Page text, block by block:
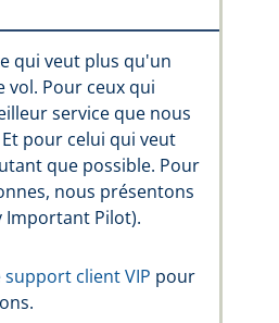
qui veut plus qu'un
vol. Pour ceux qui
service que nous
pour celui qui veut
que possible. Pour
nous présentons
Important Pilot).
client VIP pour